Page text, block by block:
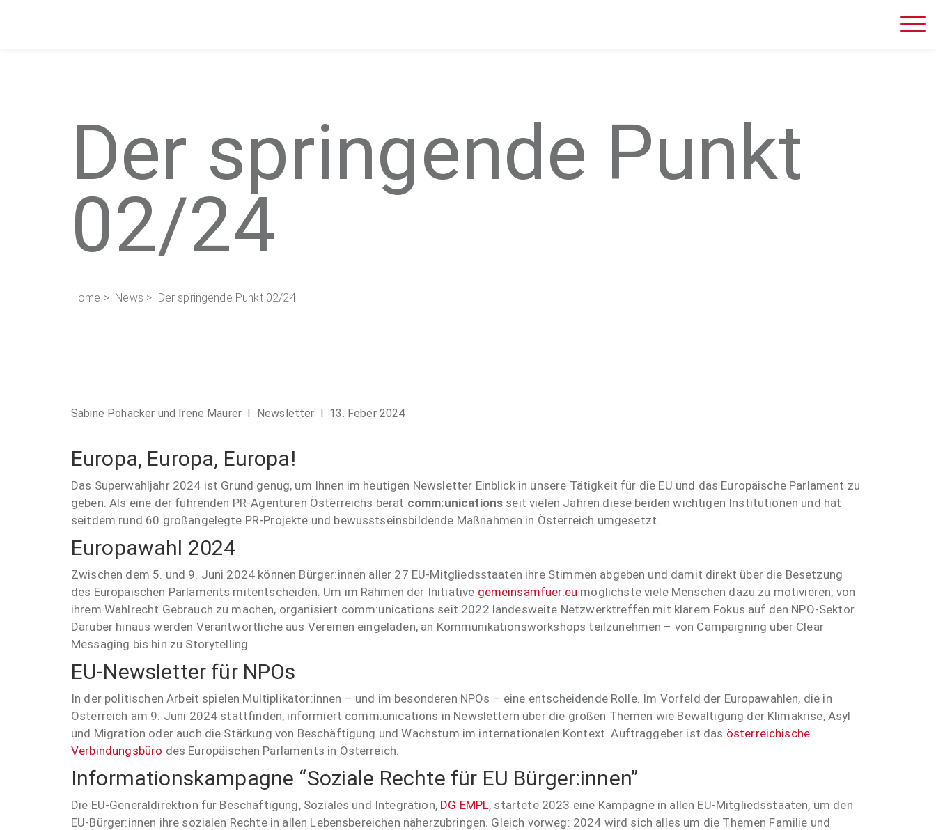
Der springende Punkt
02/24
Home > News > Der springende Punkt 02/24
Sabine Pöhacker und Irene Maurer I Newsletter I 13. Feber 2024
Europa, Europa, Europa!
Das Superwahljahr 2024 ist Grund genug, um Ihnen im heutigen Newsletter Einblick in unsere Tätigkeit für die EU und das Europäische Parlament zu
geben. Als eine der führenden PR-Agenturen Österreichs berät comm:unications seit vielen Jahren diese beiden wichtigen Institutionen und hat
seitdem rund 60 großangelegte PR-Projekte und bewusstseinsbildende Maßnahmen in Österreich umgesetzt.
Europawahl 2024
Zwischen dem 5. und 9. Juni 2024 können Bürger:innen aller 27 EU-Mitgliedsstaaten ihre Stimmen abgeben und damit direkt über die Besetzung
des Europäischen Parlaments mitentscheiden. Um im Rahmen der Initiative gemeinsamfuer.eu möglichste viele Menschen dazu zu motivieren, von
ihrem Wahlrecht Gebrauch zu machen, organisiert comm:unications seit 2022 landesweite Netzwerktreffen mit klarem Fokus auf den NPO-Sektor.
Darüber hinaus werden Verantwortliche aus Vereinen eingeladen, an Kommunikationsworkshops teilzunehmen – von Campaigning über Clear
Messaging bis hin zu Storytelling.
EU-Newsletter für NPOs
In der politischen Arbeit spielen Multiplikator:innen – und im besonderen NPOs – eine entscheidende Rolle. Im Vorfeld der Europawahlen, die in
Österreich am 9. Juni 2024 stattfinden, informiert comm:unications in Newslettern über die großen Themen wie Bewältigung der Klimakrise, Asyl
und Migration oder auch die Stärkung von Beschäftigung und Wachstum im internationalen Kontext. Auftraggeber ist das österreichische
Verbindungsbüro des Europäischen Parlaments in Österreich.
Informationskampagne “Soziale Rechte für EU Bürger:innen”
Die EU-Generaldirektion für Beschäftigung, Soziales und Integration, DG EMPL, startete 2023 eine Kampagne in allen EU-Mitgliedsstaaten, um den
EU-Bürger:innen ihre sozialen Rechte in allen Lebensbereichen näherzubringen. Gleich vorweg: 2024 wird sich alles um die Themen Familie und